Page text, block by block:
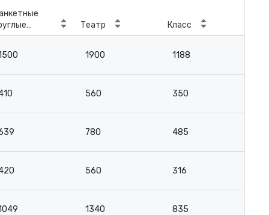
Театр Класс
1900 1188
560 350
780 485
560 316
1340 835